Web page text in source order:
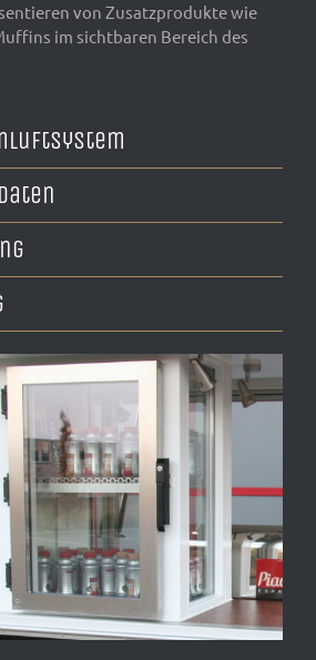
von Zusatzprodukte wie
im sichtbaren Bereich des